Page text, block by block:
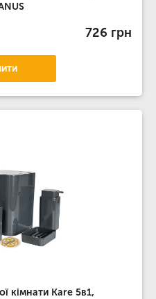
726 грн
кімнати Kare 5в1,